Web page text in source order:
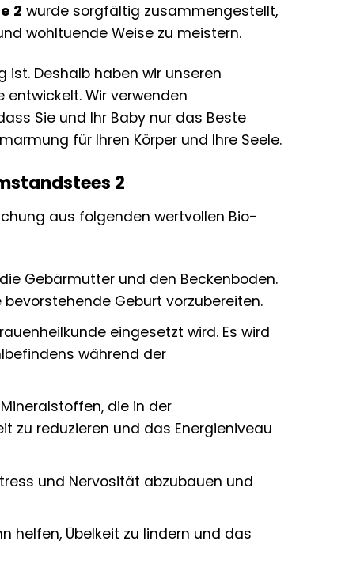
2 wurde sorgfältig zusammengestellt,
wohltuende Weise zu meistern.
Deshalb haben wir unseren
entwickelt. Wir verwenden
Sie und Ihr Baby nur das Beste
für Ihren Körper und Ihre Seele.
2
aus folgenden wertvollen Bio-
Gebärmutter und den Beckenboden.
Geburt vorzubereiten.
eingesetzt wird. Es wird
während der
die in der
zu reduzieren und das Energieniveau
und Nervosität abzubauen und
helfen, Übelkeit zu lindern und das